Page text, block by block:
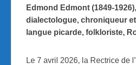
Edmond Edmont (1849-
dialectologue, chroniqueur
langue picarde, folkloriste,
Le 7 avril 2026, la Rectrice de